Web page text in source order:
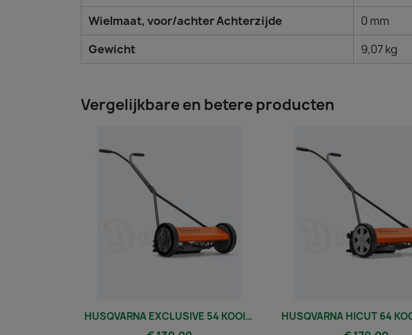
Wielmaat, voor/achter Achterzijde
0 mm
Gewicht
9,07 kg
Vergelijkbare en betere producten
HUSQVARNA EXCLUSIVE 54 KOOIMAAIER